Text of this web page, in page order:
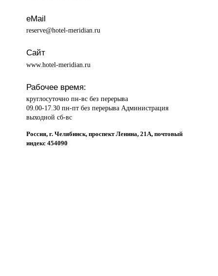
eMail
reserve@hotel-meridian.ru
Сайт
www.hotel-meridian.ru
Рабочее время:
круглосуточно пн-вс без перерыва
09.00-17.30 пн-пт без перерыва Администрация
выходной сб-вс
Россия, г. Челябинск, проспект Ленина, 21А, почтовый
индекс 454090